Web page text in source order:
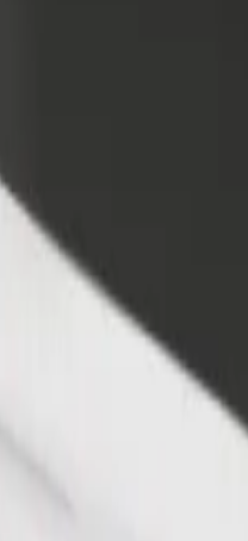
und werde
bezahlt
Hospital nach Heidi's
nach Heidi's Bier Bar